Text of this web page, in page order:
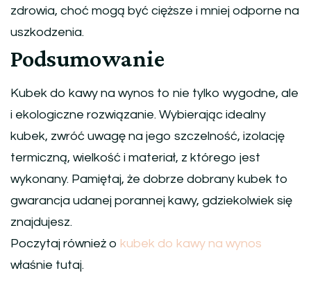
zdrowia, choć mogą być cięższe i mniej odporne na
uszkodzenia.
Podsumowanie
Kubek do kawy na wynos to nie tylko wygodne, ale
i ekologiczne rozwiązanie. Wybierając idealny
kubek, zwróć uwagę na jego szczelność, izolację
termiczną, wielkość i materiał, z którego jest
wykonany. Pamiętaj, że dobrze dobrany kubek to
gwarancja udanej porannej kawy, gdziekolwiek się
znajdujesz.
Poczytaj również o kubek do kawy na wynos
właśnie tutaj.